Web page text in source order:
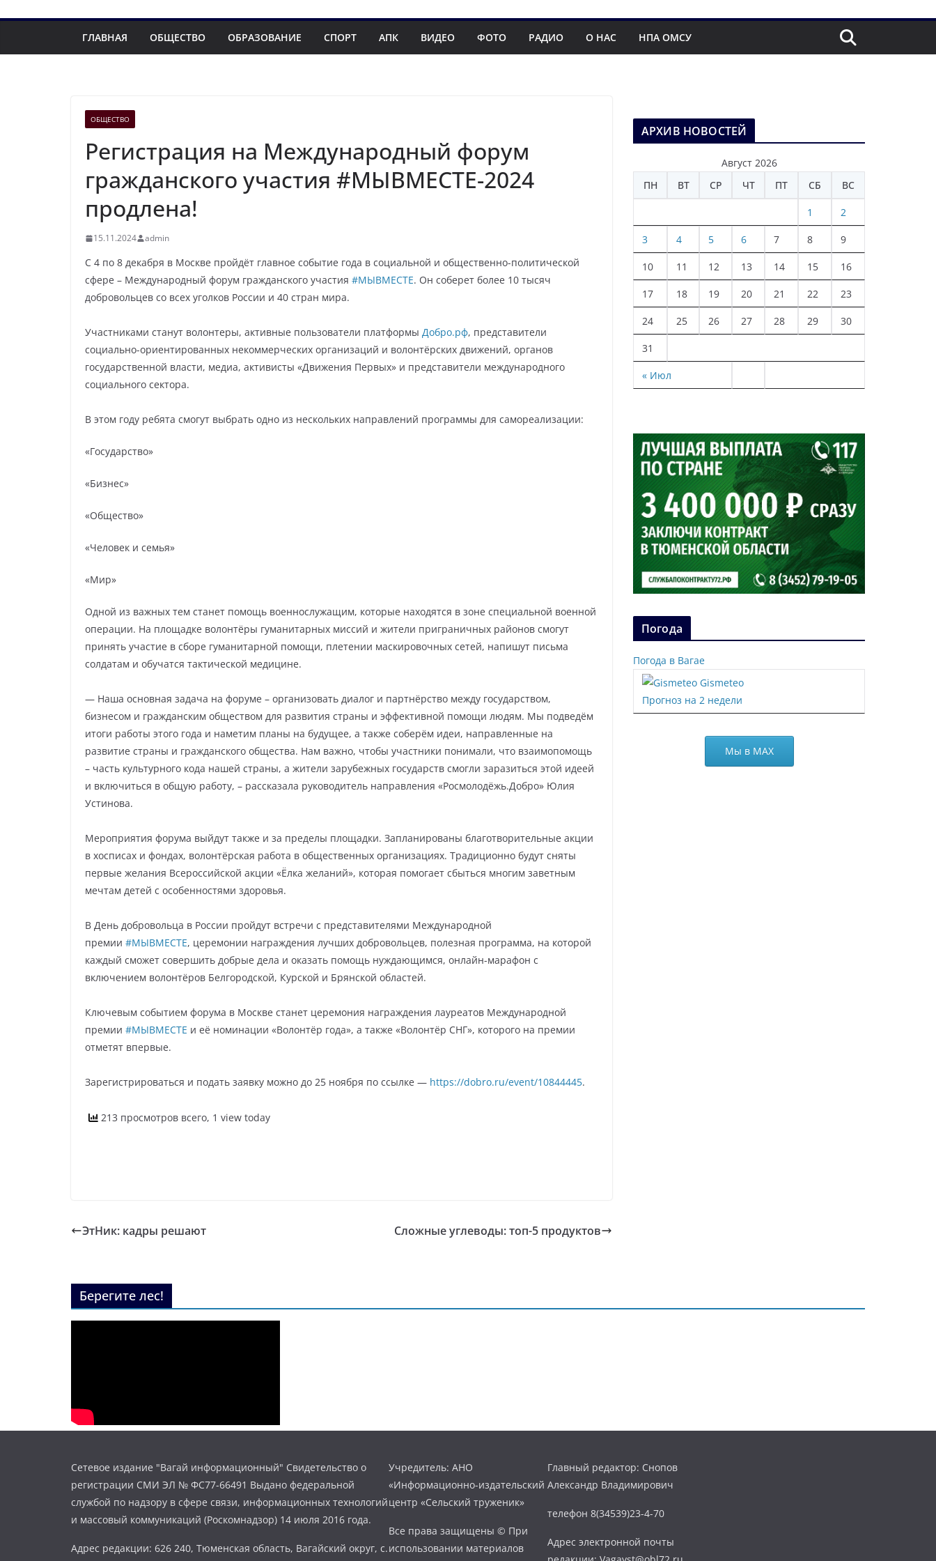
ГЛАВНАЯ ОБЩЕСТВО ОБРАЗОВАНИЕ СПОРТ АПК ВИДЕО ФОТО РАДИО О НАС НПА ОМСУ
ОБЩЕСТВО
Регистрация на Международный форум
гражданского участия #МЫВМЕСТЕ-2024
продлена!
15.11.2024 admin
С 4 по 8 декабря в Москве пройдёт главное событие года в социальной и общественно-политической
сфере – Международный форум гражданского участия #МЫВМЕСТЕ. Он соберет более 10 тысяч
добровольцев со всех уголков России и 40 стран мира.
Участниками станут волонтеры, активные пользователи платформы Добро.рф, представители
социально-ориентированных некоммерческих организаций и волонтёрских движений, органов
государственной власти, медиа, активисты «Движения Первых» и представители международного
социального сектора.
В этом году ребята смогут выбрать одно из нескольких направлений программы для самореализации:
«Государство»
«Бизнес»
«Общество»
«Человек и семья»
«Мир»
Одной из важных тем станет помощь военнослужащим, которые находятся в зоне специальной военной
операции. На площадке волонтёры гуманитарных миссий и жители приграничных районов смогут
принять участие в сборе гуманитарной помощи, плетении маскировочных сетей, напишут письма
солдатам и обучатся тактической медицине.
— Наша основная задача на форуме – организовать диалог и партнёрство между государством,
бизнесом и гражданским обществом для развития страны и эффективной помощи людям. Мы подведём
итоги работы этого года и наметим планы на будущее, а также соберём идеи, направленные на
развитие страны и гражданского общества. Нам важно, чтобы участники понимали, что взаимопомощь
– часть культурного кода нашей страны, а жители зарубежных государств смогли заразиться этой идеей
и включиться в общую работу, – рассказала руководитель направления «Росмолодёжь.Добро» Юлия
Устинова.
Мероприятия форума выйдут также и за пределы площадки. Запланированы благотворительные акции
в хосписах и фондах, волонтёрская работа в общественных организациях. Традиционно будут сняты
первые желания Всероссийской акции «Ёлка желаний», которая помогает сбыться многим заветным
мечтам детей с особенностями здоровья.
В День добровольца в России пройдут встречи с представителями Международной
премии #МЫВМЕСТЕ, церемонии награждения лучших добровольцев, полезная программа, на которой
каждый сможет совершить добрые дела и оказать помощь нуждающимся, онлайн-марафон с
включением волонтёров Белгородской, Курской и Брянской областей.
Ключевым событием форума в Москве станет церемония награждения лауреатов Международной
премии #МЫВМЕСТЕ и её номинации «Волонтёр года», а также «Волонтёр СНГ», которого на премии
отметят впервые.
Зарегистрироваться и подать заявку можно до 25 ноября по ссылке — https://dobro.ru/event/10844445.
213 просмотров всего, 1 view today
ЭтНик: кадры решают Сложные углеводы: топ-5 продуктов
АРХИВ НОВОСТЕЙ
Август 2026
ПН
ВТ СР ЧТ ПТ СБ ВС
« Июл
1 2
3 4 5 6 7 8 9
10 11 12 13 14 15 16
17 18 19 20 21 22 23
24 25 26 27 28 29 30
31
Погода
Погода в Вагае
Gismeteo
Прогноз на 2 недели
Мы в МАХ
Берегите лес!
Сетевое издание "Вагай информационный" Свидетельство о
регистрации СМИ ЭЛ № ФС77-66491 Выдано федеральной
службой по надзору в сфере связи, информационных технологий
и массовый коммуникаций (Роскомнадзор) 14 июля 2016 года.
Адрес редакции: 626 240, Тюменская область, Вагайский округ, с.
Учредитель: АНО
«Информационно-издательский
центр «Сельский труженик»
Все права защищены © При
использовании материалов
Главный редактор: Снопов
Александр Владимирович
телефон 8(34539)23-4-70
Адрес электронной почты